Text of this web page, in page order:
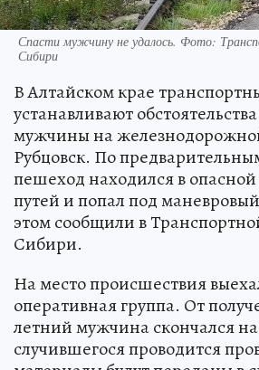
Спасти мужчину не удалось. Фото:
Сибири
В Алтайском крае
устанавливают
мужчины на
Рубцовск. По
пешеход находился в опасной
путей и попал под
этом сообщили в
Сибири.
На место происшествия
оперативная группа. От
летний мужчина скончался
случившегося проводится